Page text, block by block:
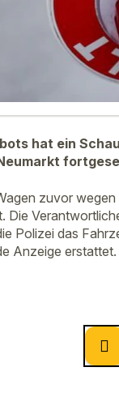
hat ein
zuvor
Die
Polizei das
Anzeige erstattet.